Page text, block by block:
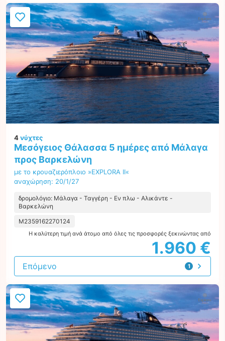
4νύχτες
Μεσόγειος Θάλασσα 5 ημέρες από Μάλαγα
προς Βαρκελώνη
με το κρουαζιερόπλοιο »EXPLORA II«
αναχώρηση: 20/1/27
δρομολόγιο: Μάλαγα - Ταγγέρη - Εν πλω - Αλικάντε -
Βαρκελώνη
M2359162270124
Η καλύτερη τιμή ανά άτομο από όλες τις προσφορές ξεκινώντας από
1.960 €
1
προσφορά
Επόμενο